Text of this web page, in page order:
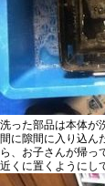
洗った部品は本体が
間に隙間に入り込ん
ら、お子さんが帰っ
近くに置くようにし